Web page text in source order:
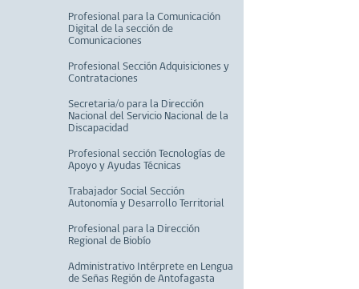
Profesional para la Comunicación
Digital de la sección de
Comunicaciones
Profesional Sección Adquisiciones y
Contrataciones
Secretaria/o para la Dirección
Nacional del Servicio Nacional de la
Discapacidad
Profesional sección Tecnologías de
Apoyo y Ayudas Técnicas
Trabajador Social Sección
Autonomía y Desarrollo Territorial
Profesional para la Dirección
Regional de Biobío
Administrativo Intérprete en Lengua
de Señas Región de Antofagasta